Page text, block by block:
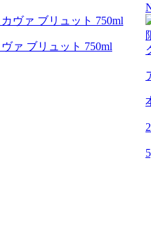
ァ ブリュット 750ml